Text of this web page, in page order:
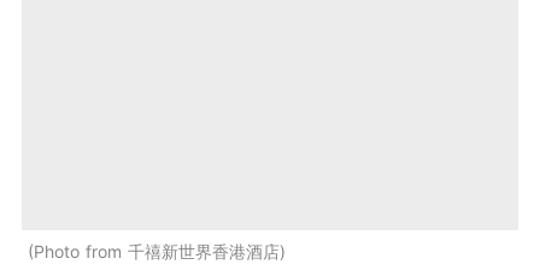
Photo from 千禧新世界香港酒店